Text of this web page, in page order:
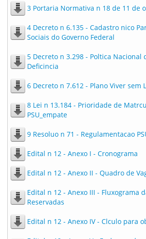
3 Portaria Normativa n 18 de 11 de
4 Decreto n 6.135 - Cadastro nico
Sociais do Governo Federal
5 Decreto n 3.298 - Poltica Nacional
Deficincia
6 Decreto n 7.612 - Plano Viver sem
8 Lei n 13.184 - Prioridade de
PSU_empate
9 Resoluo n 71 - Regulamentacao
Edital n 12 - Anexo I - Cronograma
Edital n 12 - Anexo II - Quadro de
Edital n 12 - Anexo III - Fluxograma
Reservadas
Edital n 12 - Anexo IV - Clculo para